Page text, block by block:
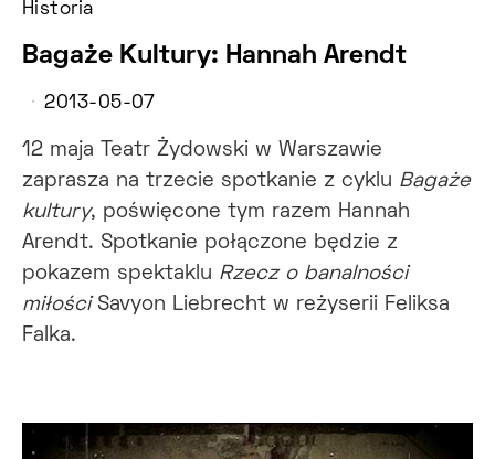
Historia
Bagaże Kultury: Hannah Arendt
2013-05-07
12 maja Teatr Żydowski w Warszawie
zaprasza na trzecie spotkanie z cyklu Bagaże
kultury, poświęcone tym razem Hannah
Arendt. Spotkanie połączone będzie z
pokazem spektaklu Rzecz o banalności
miłościSavyon Liebrecht w reżyserii Feliksa
Falka.